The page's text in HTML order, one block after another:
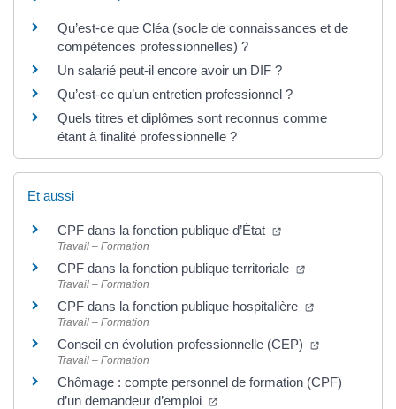
Qu’est-ce que Cléa (socle de connaissances et de
compétences professionnelles) ?
Un salarié peut-il encore avoir un DIF ?
Qu’est-ce qu’un entretien professionnel ?
Quels titres et diplômes sont reconnus comme
étant à finalité professionnelle ?
Et aussi
CPF dans la fonction publique d’État
Travail – Formation
CPF dans la fonction publique territoriale
Travail – Formation
CPF dans la fonction publique hospitalière
Travail – Formation
Conseil en évolution professionnelle (CEP)
Travail – Formation
Chômage : compte personnel de formation (CPF)
d’un demandeur d’emploi